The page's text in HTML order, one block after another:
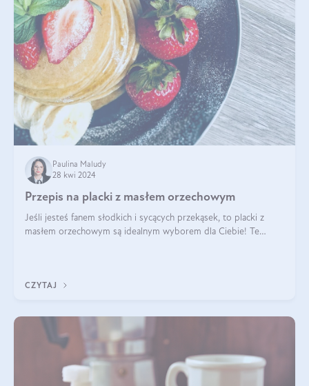
Paulina Maludy
28 kwi 2024
Przepis na placki z masłem orzechowym
Jeśli jesteś fanem słodkich i sycących przekąsek, to placki z
masłem orzechowym są idealnym wyborem dla Ciebie! Te
CZYTAJ